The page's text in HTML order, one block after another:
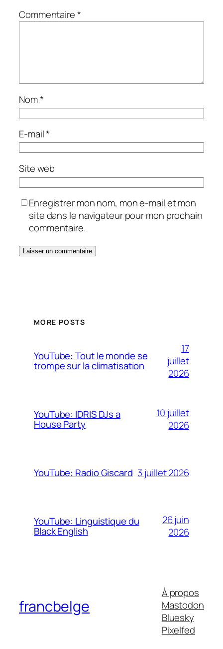
Commentaire*
Nom*
E-mail*
Site web
Enregistrer mon nom, mon e-mail et mon
site dans le navigateur pour mon prochain
commentaire.
MORE POSTS
YouTube: Tout le monde se
trompe sur la climatisation
17
juillet
2026
YouTube: IDRIS DJs a
House Party
10 juillet
2026
YouTube: Radio Giscard 3 juillet 2026
YouTube: Linguistique du
Black English
26 juin
2026
francbelge
À propos
Mastodon
Bluesky
Pixelfed